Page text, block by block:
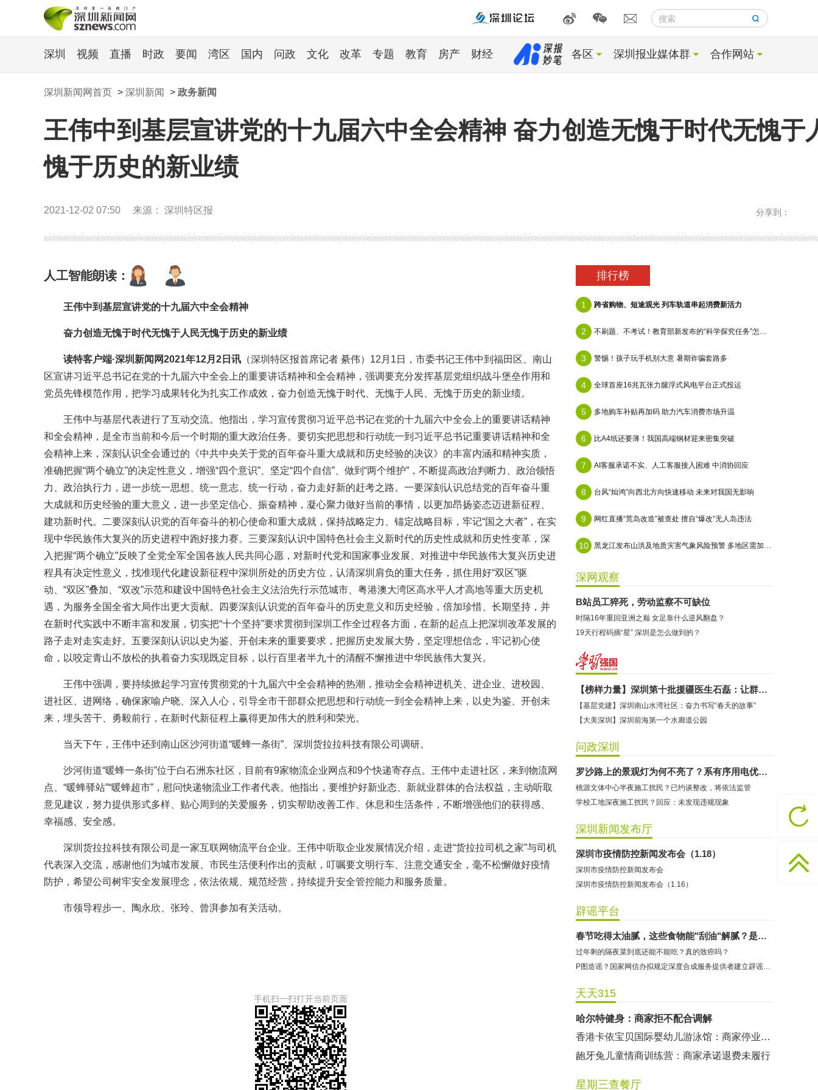
搜索
深圳 视频 直播 时政 要闻 湾区 国内 问政 文化 改革 专题 教育 房产 财经 各区 深圳报业媒体群 合作网站
深圳新闻网首页 > 深圳新闻 > 政务新闻
王伟中到基层宣讲党的十九届六中全会精神 奋力创造无愧于时代无愧于
愧于历史的新业绩
2021-12-02 07:50 来源： 深圳特区报 分享到：
人工智能朗读：
王伟中到基层宣讲党的十九届六中全会精神
奋力创造无愧于时代无愧于人民无愧于历史的新业绩
读特客户端·深圳新闻网2021年12月2日讯 （深圳特区报首席记者 綦伟）12月1日，市委书记王伟中到福田区、南山
区宣讲习近平总书记在党的十九届六中全会上的重要讲话精神和全会精神，强调要充分发挥基层党组织战斗堡垒作用和
党员先锋模范作用，把学习成果转化为扎实工作成效，奋力创造无愧于时代、无愧于人民、无愧于历史的新业绩。
王伟中与基层代表进行了互动交流。他指出，学习宣传贯彻习近平总书记在党的十九届六中全会上的重要讲话精神
和全会精神，是全市当前和今后一个时期的重大政治任务。要切实把思想和行动统一到习近平总书记重要讲话精神和全
会精神上来，深刻认识全会通过的《中共中央关于党的百年奋斗重大成就和历史经验的决议》的丰富内涵和精神实质，
准确把握“两个确立”的决定性意义，增强“四个意识”、坚定“四个自信”、做到“两个维护”，不断提高政治判断力、政治领悟
力、政治执行力，进一步统一思想、统一意志、统一行动，奋力走好新的赶考之路。一要深刻认识总结党的百年奋斗重
大成就和历史经验的重大意义，进一步坚定信心、振奋精神，凝心聚力做好当前的事情，以更加昂扬姿态迈进新征程、
建功新时代。二要深刻认识党的百年奋斗的初心使命和重大成就，保持战略定力、锚定战略目标，牢记“国之大者”，在实
现中华民族伟大复兴的历史进程中跑好接力赛。三要深刻认识中国特色社会主义新时代的历史性成就和历史性变革，深
入把握“两个确立”反映了全党全军全国各族人民共同心愿，对新时代党和国家事业发展、对推进中华民族伟大复兴历史进
程具有决定性意义，找准现代化建设新征程中深圳所处的历史方位，认清深圳肩负的重大任务，抓住用好“双区”驱
动、“双区”叠加、“双改”示范和建设中国特色社会主义法治先行示范城市、粤港澳大湾区高水平人才高地等重大历史机
遇，为服务全国全省大局作出更大贡献。四要深刻认识党的百年奋斗的历史意义和历史经验，倍加珍惜、长期坚持，并
在新时代实践中不断丰富和发展，切实把“十个坚持”要求贯彻到深圳工作全过程各方面，在新的起点上把深圳改革发展的
路子走对走实走好。五要深刻认识以史为鉴、开创未来的重要要求，把握历史发展大势，坚定理想信念，牢记初心使
命，以咬定青山不放松的执着奋力实现既定目标，以行百里者半九十的清醒不懈推进中华民族伟大复兴。
王伟中强调，要持续掀起学习宣传贯彻党的十九届六中全会精神的热潮，推动全会精神进机关、进企业、进校园、
进社区、进网络，确保家喻户晓、深入人心，引导全市干部群众把思想和行动统一到全会精神上来，以史为鉴、开创未
来，埋头苦干、勇毅前行，在新时代新征程上赢得更加伟大的胜利和荣光。
当天下午，王伟中还到南山区沙河街道“暖蜂一条街”、深圳货拉拉科技有限公司调研。
沙河街道“暖蜂一条街”位于白石洲东社区，目前有9家物流企业网点和9个快递寄存点。王伟中走进社区，来到物流网
点、“暖蜂驿站”“暖蜂超市”，慰问快递物流业工作者代表。他指出，要维护好新业态、新就业群体的合法权益，主动听取
意见建议，努力提供形式多样、贴心周到的关爱服务，切实帮助改善工作、休息和生活条件，不断增强他们的获得感、
幸福感、安全感。
深圳货拉拉科技有限公司是一家互联网物流平台企业。王伟中听取企业发展情况介绍，走进“货拉拉司机之家”与司机
代表深入交流，感谢他们为城市发展、市民生活便利作出的贡献，叮嘱要文明行车、注意交通安全，毫不松懈做好疫情
防护，希望公司树牢安全发展理念，依法依规、规范经营，持续提升安全管控能力和服务质量。
市领导程步一、陶永欣、张玲、曾湃参加有关活动。
手机扫一扫打开当前页面
排行榜
1 跨省购物、短途观光 列车轨道串起消费新活力
2 不刷题、不考试！教育部新发布的“科学探究任务”怎么做？
3 警惕！孩子玩手机别大意 暑期诈骗套路多
4 全球首座16兆瓦张力腿浮式风电平台正式投运
5 多地购车补贴再加码 助力汽车消费市场升温
6 比A4纸还要薄！我国高端钢材迎来密集突破
7 AI客服承诺不实、人工客服接入困难 中消协回应
8 台风“灿鸿”向西北方向快速移动 未来对我国无影响
9 网红直播“荒岛改造”被查处 擅自“爆改”无人岛违法
10 黑龙江发布山洪及地质灾害气象风险预警 多地区需加强防范
深网观察
B站员工猝死，劳动监察不可缺位
时隔16年重回亚洲之巅 女足靠什么逆风翻盘？
19天行程码摘“星” 深圳是怎么做到的？
【榜样力量】深圳第十批援疆医生石磊：让群众竖起大拇指的“90后”共产党员
【基层党建】深圳南山水湾社区：奋力书写“春天的故事”
【大美深圳】深圳前海第一个水廊道公园
问政深圳
罗沙路上的景观灯为何不亮了？系有序用电优化照明
桃源文体中心半夜施工扰民？已约谈整改，将依法监管
学校工地深夜施工扰民？回应：未发现违规现象
深圳新闻发布厅
深圳市疫情防控新闻发布会（1.18）
深圳市疫情防控新闻发布会
深圳市疫情防控新闻发布会（1.16）
辟谣平台
春节吃得太油腻，这些食物能"刮油"解腻？是时候知道真相了
过年剩的隔夜菜到底还能不能吃？真的致癌吗？
P图造谣？国家网信办拟规定深度合成服务提供者建立辟谣机制
天天315
淘宝华斯柯数码专营店：商家承诺退费未履行
爱豆守护榜小程序:商家拒不配合调解
冠蓝篮球:商家拒不配合调解
世纪佳缘（车公庙店）：商家未按已签署协议退款
无上悦动健身：商家停业未退费
哈尔特健身：商家拒不配合调解
香港卡依宝贝国际婴幼儿游泳馆：商家停业未退费
龅牙兔儿童情商训练营：商家承诺退费未履行
星期三查餐厅